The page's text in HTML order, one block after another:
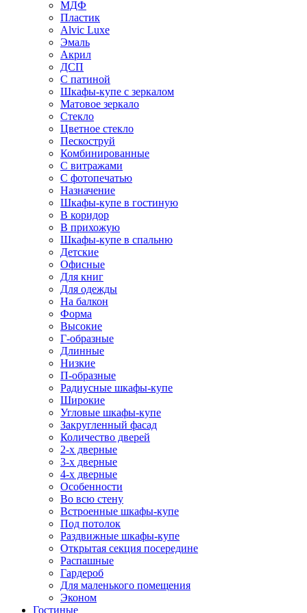
МДФ
Пластик
Alvic Luxe
Эмаль
Акрил
ДСП
С патиной
Шкафы-купе с зеркалом
Матовое зеркало
Стекло
Цветное стекло
Пескоструй
Комбинированные
С витражами
С фотопечатью
Назначение
Шкафы-купе в гостиную
В коридор
В прихожую
Шкафы-купе в спальню
Детские
Офисные
Для книг
Для одежды
На балкон
Форма
Высокие
Г-образные
Длинные
Низкие
П-образные
Радиусные шкафы-купе
Широкие
Угловые шкафы-купе
Закругленный фасад
Количество дверей
2-х дверные
3-х дверные
4-х дверные
Особенности
Во всю стену
Встроенные шкафы-купе
Под потолок
Раздвижные шкафы-купе
Открытая секция посередине
Распашные
Гардероб
Для маленького помещения
Эконом
Гостиные